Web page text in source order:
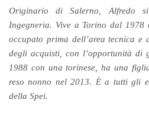
Originario di Salerno, Alfredo
Ingegneria. Vive a Torino dal
occupato prima dell’area tecnica
degli acquisti, con l’opportunità di
1988 con una torinese, ha una
reso nonno nel 2013. È a tutti gli
della Spei.